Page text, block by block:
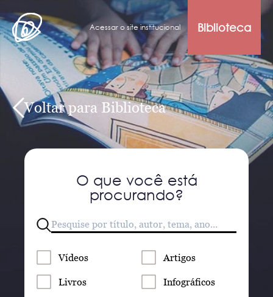
Acessar o site institucional Biblioteca
Voltar para Biblioteca
O que você está
procurando?
Vídeos Artigos
Livros Infográficos